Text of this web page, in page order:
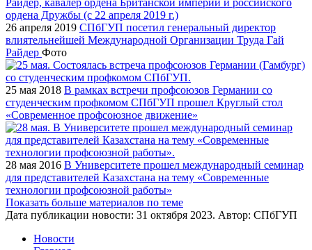
26 апреля 2019 СПбГУП посетил генеральный директор
влиятельнейшей Международной Организации Труда Гай
Райдер Фото
25 мая 2018 В рамках встречи профсоюзов Германии со
студенческим профкомом СПбГУП прошел Круглый стол
«Современное профсоюзное движение»
28 мая 2016 В Университете прошел международный семинар
для представителей Казахстана на тему «Современные
технологии профсоюзной работы»
Показать больше материалов по теме
Дата публикации новости: 31 октября 2023. Автор: СПбГУП
Новости